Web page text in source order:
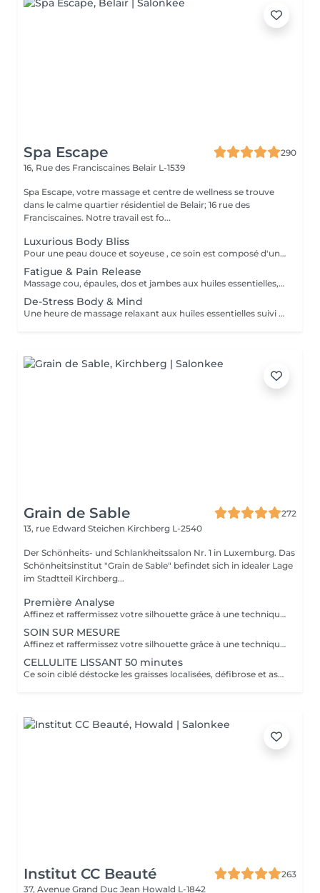
Spa Escape
290
16, Rue des Franciscaines Belair L-1539
Spa Escape, votre massage et centre de wellness se trouve
dans le calme quartier résidentiel de Belair; 16 rue des
Franciscaines. Notre travail est fo...
Luxurious Body Bliss
Pour une peau douce et soyeuse , ce soin est composé d'un gommage du corps complet suivi d'un massage aux huiles aromatiques
Fatigue & Pain Release
Massage cou, épaules, dos et jambes aux huiles essentielles, suivi d'une réfléxologie palmaire et plantaire. Le rituel se termine par un massage crânien revitalisant. Ce soin commence par un rafraîchissement stimulant des pieds pour favoriser la circulation sanguine et la relaxation.
De-Stress Body & Mind
Une heure de massage relaxant aux huiles essentielles suivi d'un masque hydratant visage et d'un massage du crane et visage par accupression. Ce soin commence par un rafraîchissement stimulant des pieds pour favoriser la circulation sanguine et la relaxation.
Grain de Sable
272
13, rue Edward Steichen Kirchberg L-2540
Der Schönheits- und Schlankheitssalon Nr. 1 in Luxemburg. Das
Schönheitsinstitut "Grain de Sable" befindet sich in idealer Lage
im Stadtteil Kirchberg...
Première Analyse
Affinez et raffermissez votre silhouette grâce à une technique de palper-rouler associée à un système d'aspiration. La dernière génération, le Cellu M6 INFINITY est un programme de soins basés sur la technique " Endermologie ", permettant de stimuler la circulation et les tissus de la peau en profondeur grâce à un système mécanique de palper-rouler. Associant confort et efficacité, cette technique, très proche d'un massage manuel, assouplit les tissus, améliore la circulation veineuse et lymphatique et permet une meilleure élimination des toxines. Les soins du corps Cellu M6 INFINITY permettent de : - déstocker les graisses - lisser la cellulite - raffermir la peau - retrouver des jambes légères
SOIN SUR MESURE
Affinez et raffermissez votre silhouette grâce à une technique de palper-rouler associée à un système d'aspiration. La dernière génération, le Cellu M6 INFINITY est un programme de soins basés sur la technique " Endermologie ", permettant de stimuler la circulation et les tissus de la peau en profondeur grâce à un système mécanique de palper-rouler. Associant confort et efficacité, cette technique, très proche d'un massage manuel, assouplit les tissus, améliore la circulation veineuse et lymphatique et permet une meilleure élimination des toxines. Les soins du corps Cellu M6 INFINITY permettent de : - déstocker les graisses - lisser la cellulite - raffermir la peau - retrouver des jambes légères
CELLULITE LISSANT 50 minutes
Ce soin ciblé déstocke les graisses localisées, défibrose et assouplit les tissus pour traiter efficacement la cellulite adipeuse et fibreuse tout en procurant un grand moment de bien-être.
Institut CC Beauté
263
37, Avenue Grand Duc Jean Howald L-1842